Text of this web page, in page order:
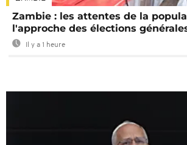
Zambie : les attentes de la
l'approche des élections
Il y a 1 heure